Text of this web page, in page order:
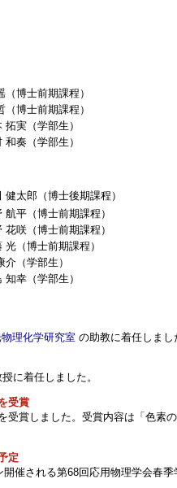
（博士前期課程）
（博士前期課程）
拓実（学部生）
和奏（学部生）
健太郎（博士後期課程）
航平（博士前期課程）
花咲（博士前期課程）
光（博士前期課程）
介（学部生）
知幸（学部生）
理化学研究室 の助教に着任しまし
に着任しました。
受賞
賞しました。受賞内容は「色素
定
催される第68回応用物理学会春季